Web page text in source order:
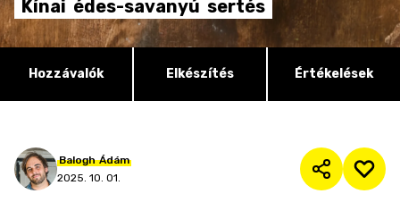
Kínai édes-savanyú sertés
Hozzávalók Elkészítés Értékelések
Balogh Ádám
2025. 10. 01.